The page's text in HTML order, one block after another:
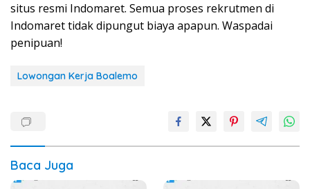
situs resmi Indomaret. Semua proses rekrutmen di
Indomaret tidak dipungut biaya apapun. Waspadai
penipuan!
Lowongan Kerja Boalemo
Baca Juga